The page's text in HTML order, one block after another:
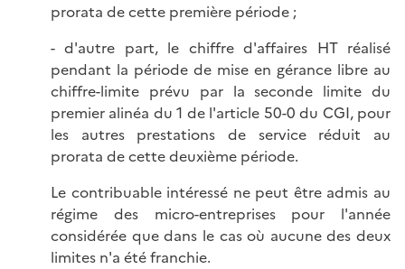
prorata de cette première période ;
- d'autre part, le chiffre d'affaires HT réalisé
pendant la période de mise en gérance libre au
chiffre-limite prévu par la seconde limite du
premier alinéa du 1 de l'article 50-0 du CGI, pour
les autres prestations de service réduit au
prorata de cette deuxième période.
Le contribuable intéressé ne peut être admis au
régime des micro-entreprises pour l'année
considérée que dans le cas où aucune des deux
limites n'a été franchie.